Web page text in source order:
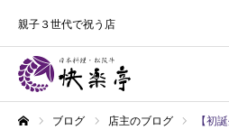
親子３世代で祝う店
ブログ 店主のブログ 【初誕生祝